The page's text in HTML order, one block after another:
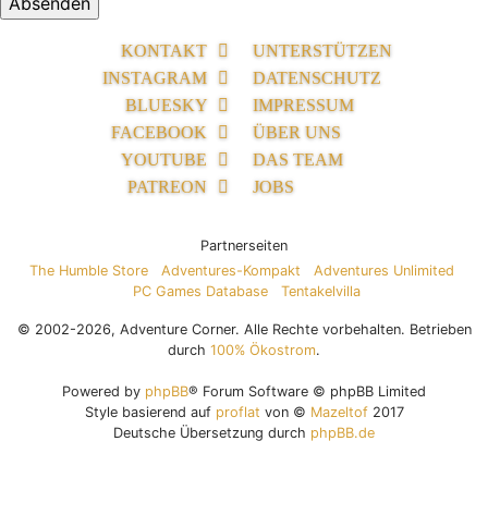
KONTAKT
INSTAGRAM
BLUESKY
FACEBOOK
YOUTUBE
PATREON
UNTERSTÜTZEN
DATENSCHUTZ
IMPRESSUM
ÜBER UNS
DAS TEAM
JOBS
Partnerseiten
The Humble Store
Adventures-Kompakt
Adventures Unlimited
PC Games Database
Tentakelvilla
© 2002-2026, Adventure Corner. Alle Rechte vorbehalten. Betrieben
durch 100% Ökostrom.
Powered by phpBB® Forum Software © phpBB Limited
Style basierend auf proflat von © Mazeltof2017
Deutsche Übersetzung durch phpBB.de